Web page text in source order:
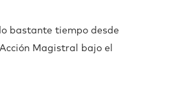
bastante tiempo desde
Magistral bajo el